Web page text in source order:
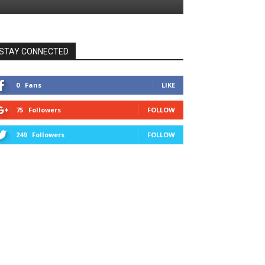
CONNECTED
0 Fans LIKE
75 Followers FOLLOW
249 Followers FOLLOW